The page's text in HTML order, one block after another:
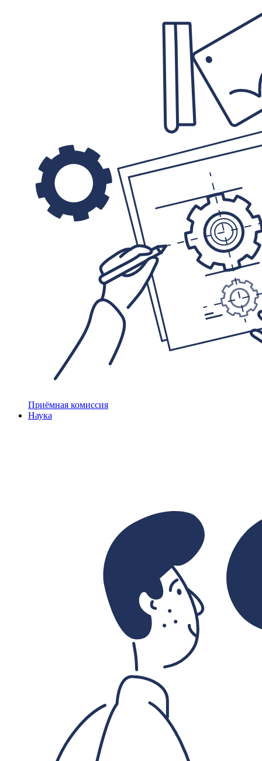
Приёмная комиссия
Наука